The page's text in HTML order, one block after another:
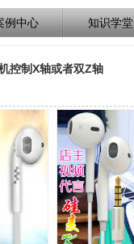
例中心 知识学堂
控制X轴或者双Z轴